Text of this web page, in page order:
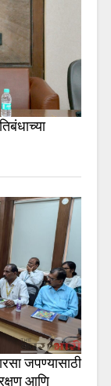
जपण्यासाठी
आणि